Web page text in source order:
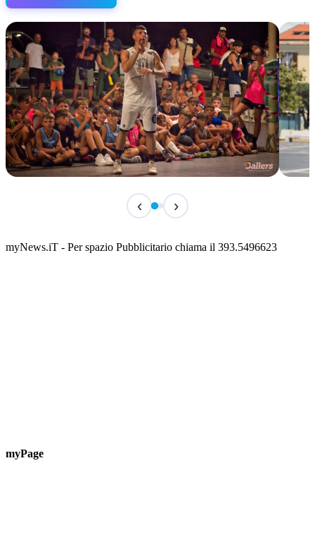
Classic Contest 3vs3 Memorial Michele
📅 6 Agosto 2026 · 09:00 · 📍 Lungomare C. Colombo
‹ ›
myNews.iT - Per spazio Pubblicitario chiama il 393.5496623
myPage